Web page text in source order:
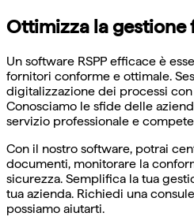
Ottimizza la gestione
Un software RSPP efficace è
fornitori conforme e ottimale.
digitalizzazione dei processi
Conosciamo le sfide delle
servizio professionale e
Con il nostro software, potrai
documenti, monitorare la
sicurezza. Semplifica la tua
tua azienda. Richiedi una
possiamo aiutarti.